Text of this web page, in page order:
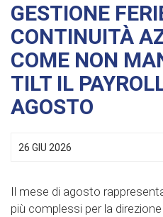
GESTIONE
CONTINUITÀ
COME NON
TILT IL
AGOSTO
26 GIU 2026
Il mese di agosto
più complessi per la